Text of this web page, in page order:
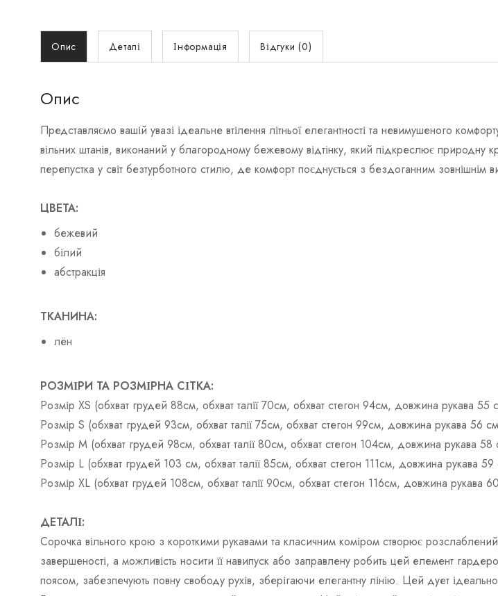
Опис Деталі Інформація Відгуки (0)
Опис
Представляємо вашій увазі ідеальне втілення літньої елегантності та невимушеного
вільних штанів, виконаний у благородному бежевому відтінку, який підкреслює
перепустка у світ безтурботного стилю, де комфорт поєднується з бездоганним зовнішнім
ЦВЕТА:
бежевий
білий
абстракція
ТКАНИНА:
лён
РОЗМІРИ ТА РОЗМІРНА СІТКА:
Розмір ХS (обхват грудей 88см, обхват талії 70см, обхват стегон 94см, довжина рукава
Розмір S (обхват грудей 93см, обхват талії 75см, обхват стегон 99см, довжина рукава
Розмір М (обхват грудей 98см, обхват талії 80см, обхват стегон 104см, довжина рукава
Розмір L (обхват грудей 103 см, обхват талії 85см, обхват стегон 111см, довжина рукава
Розмір ХL (обхват грудей 108см, обхват талії 90см, обхват стегон 116см, довжина
ДЕТАЛІ:
Сорочка вільного крою з короткими рукавами та класичним коміром створює
завершеності, а можливість носити її навипуск або заправлену робить цей елемент
поясом, забезпечують повну свободу рухів, зберігаючи елегантну лінію. Цей дует